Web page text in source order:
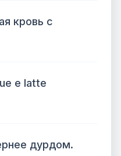
кровь с
e latte
дурдом.